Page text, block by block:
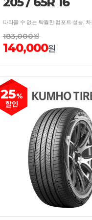
183,000원
140,000원
25%
할인